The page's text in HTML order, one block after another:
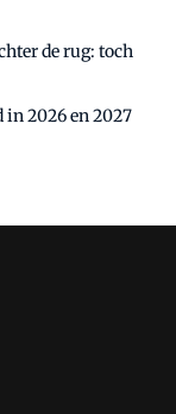
de rug: toch
in 2026 en 2027